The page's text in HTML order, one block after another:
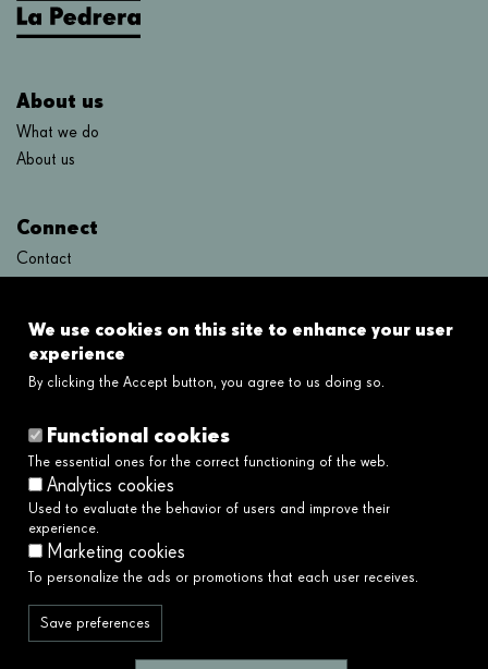
We serve society by building a better and
fairer future.
About us
What we do
About us
Connect
Contact
Links
Legal disclaimer
Privacy policy
Privacy policy social networks
Ethical and Whistleblower Channel →
Accessibility
We use cookies on this site to enhance your user
experience
By clicking the Accept button, you agree to us doing so.
Functional cookies
The essential ones for the correct functioning of the web.
Analytics cookies
Used to evaluate the behavior of users and improve their
experience.
Marketing cookies
To personalize the ads or promotions that each user receives.
Save preferences